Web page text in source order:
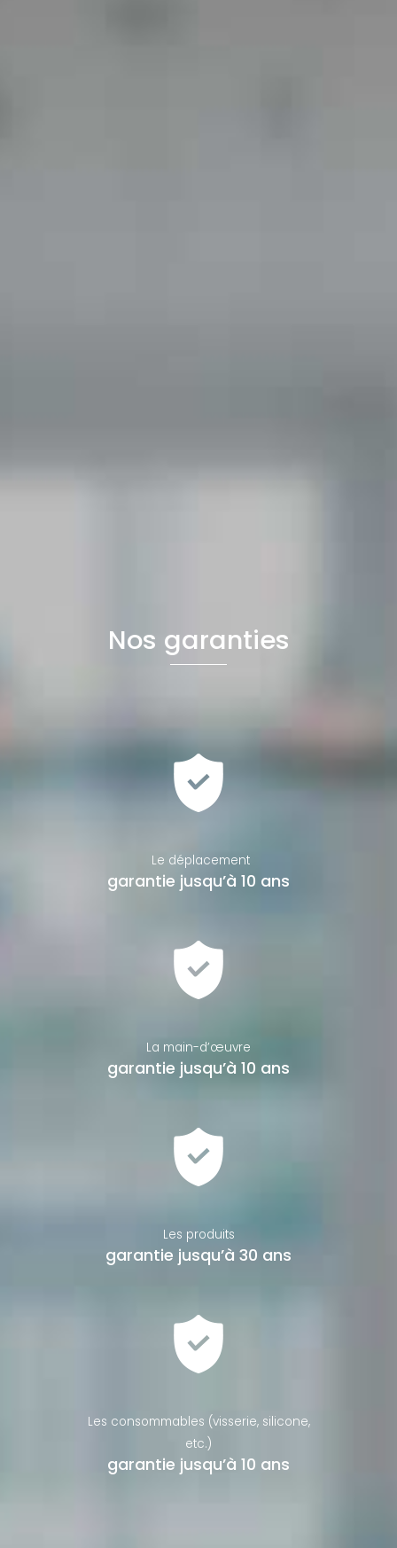
Nos garanties
Le déplacement
garantie jusqu’à 10 ans
La main-d’œuvre
garantie jusqu’à 10 ans
Les produits
garantie jusqu’à 30 ans
Les consommables (visserie, silicone,
etc.)
garantie jusqu’à 10 ans